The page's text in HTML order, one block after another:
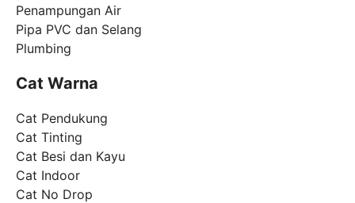
Penampungan Air
Pipa PVC dan Selang
Plumbing
Cat Warna
Cat Pendukung
Cat Tinting
Cat Besi dan Kayu
Cat Indoor
Cat No Drop